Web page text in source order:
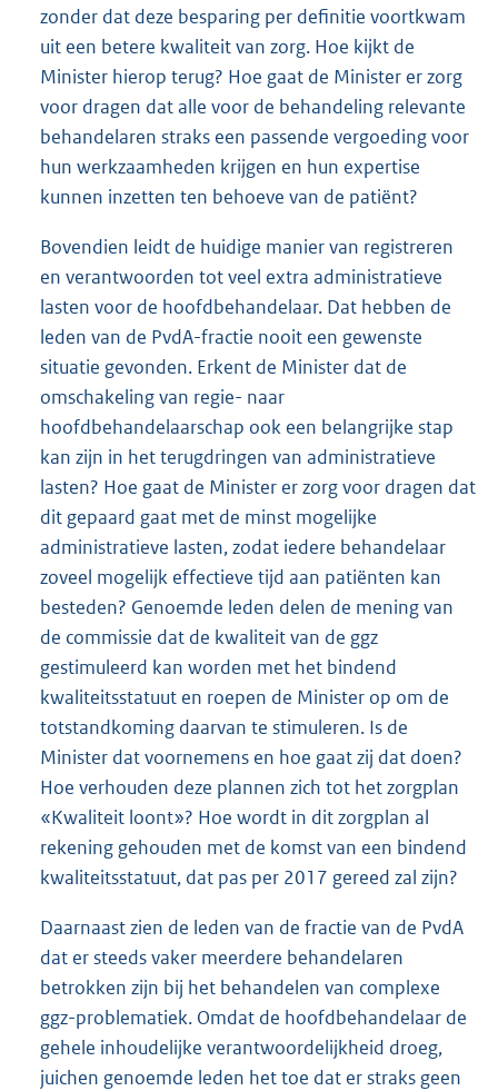
zonder dat deze besparing per definitie voortkwam
uit een betere kwaliteit van zorg. Hoe kijkt de
Minister hierop terug? Hoe gaat de Minister er zorg
voor dragen dat alle voor de behandeling relevante
behandelaren straks een passende vergoeding voor
hun werkzaamheden krijgen en hun expertise
kunnen inzetten ten behoeve van de patiënt?
Bovendien leidt de huidige manier van registreren
en verantwoorden tot veel extra administratieve
lasten voor de hoofdbehandelaar. Dat hebben de
leden van de PvdA-fractie nooit een gewenste
situatie gevonden. Erkent de Minister dat de
omschakeling van regie- naar
hoofdbehandelaarschap ook een belangrijke stap
kan zijn in het terugdringen van administratieve
lasten? Hoe gaat de Minister er zorg voor dragen dat
dit gepaard gaat met de minst mogelijke
administratieve lasten, zodat iedere behandelaar
zoveel mogelijk effectieve tijd aan patiënten kan
besteden? Genoemde leden delen de mening van
de commissie dat de kwaliteit van de ggz
gestimuleerd kan worden met het bindend
kwaliteitsstatuut en roepen de Minister op om de
totstandkoming daarvan te stimuleren. Is de
Minister dat voornemens en hoe gaat zij dat doen?
Hoe verhouden deze plannen zich tot het zorgplan
«Kwaliteit loont»? Hoe wordt in dit zorgplan al
rekening gehouden met de komst van een bindend
kwaliteitsstatuut, dat pas per 2017 gereed zal zijn?
Daarnaast zien de leden van de fractie van de PvdA
dat er steeds vaker meerdere behandelaren
betrokken zijn bij het behandelen van complexe
ggz-problematiek. Omdat de hoofdbehandelaar de
gehele inhoudelijke verantwoordelijkheid droeg,
juichen genoemde leden het toe dat er straks geen